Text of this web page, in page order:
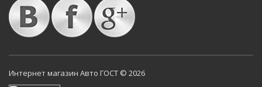
Интернет магазин Авто ГОСТ © 2026